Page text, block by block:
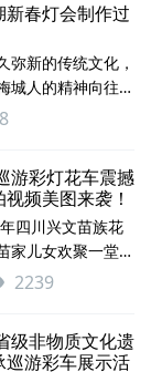
上，莲花灯会承
进展情况，市级
、市河东新区、遂
春灯会制作过
弥新的传统文化，
城人的精神向往，
了这么多届光彩
去看看TA背后的
式，选择合适点
期制作安装，最
的灯光效果，供
儿。看似“简易”的
游彩灯花车震撼
频美图来袭！
四川兴文苗族花
家儿女欢聚一堂，
苗族特色风情的
、花山音乐节开幕
活动上午8点30
2239
级非物质文化遗
巡游彩车展示活